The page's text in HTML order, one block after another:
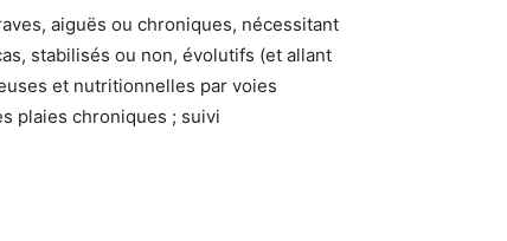
aiguës ou chroniques, nécessitant
stabilisés ou non, évolutifs (et allant
et nutritionnelles par voies
plaies chroniques ; suivi